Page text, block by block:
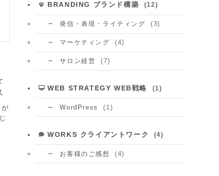
BRANDING ブランド構築 (12)
発信・表現・ライティング (3)
マーケティング (4)
サロン経営 (7)
WEB STRATEGY WEB戦略 (1)
WordPress (1)
WORKS クライアントワーク (4)
お客様のご感想 (4)